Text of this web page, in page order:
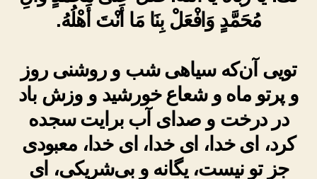
مُحَمَّدٍ وَافْعَلْ بِنَا مَا أَنْتَ أَهْلُهُ.
تویی آن‌که سیاهی شب و روشنی روز
و پرتو ماه و شعاع خورشید و وزش باد
در درخت و صدای آب برایت سجده
کرد، ای خدا، ای خدا، ای خدا، معبودی
جز تو نیست، یگانه و بی‌شریکی‌، ای